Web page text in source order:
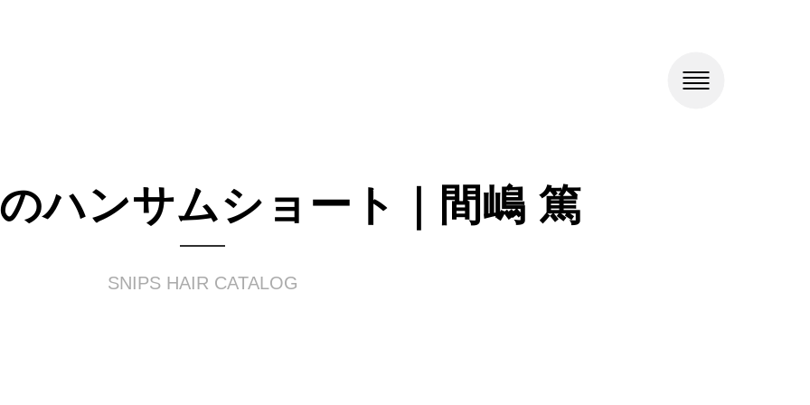
ハンサムショート｜間嶋 篤
SNIPS HAIR CATALOG